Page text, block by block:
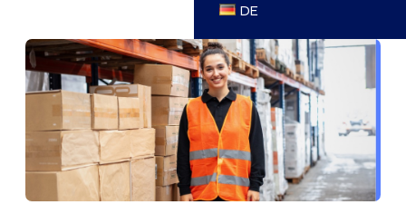
DE